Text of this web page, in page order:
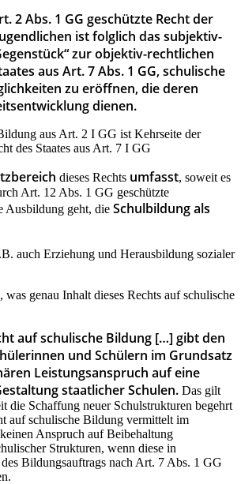
2 Abs. 1 GG geschützte Recht der
ist folglich das subjektiv-
zur objektiv-rechtlichen
aus Art. 7 Abs. 1 GG, schulische
zu eröffnen, die deren
dienen.
aus Art. 2 I GG ist Kehrseite der
des Staates aus Art. 7 I GG
dieses Rechts umfasst, soweit es
Art. 12 Abs. 1 GG geschützte
Ausbildung geht, die Schulbildung als
auch Erziehung und Herausbildung sozialer
genau Inhalt dieses Rechts auf schulische
auf schulische Bildung […] gibt den
und Schülern im Grundsatz
Leistungsanspruch auf eine
staatlicher Schulen. Das gilt
die Schaffung neuer Schulstrukturen begehrt
auf schulische Bildung vermittelt im
Anspruch auf Beibehaltung
Strukturen, wenn diese in
Bildungsauftrags nach Art. 7 Abs. 1 GG